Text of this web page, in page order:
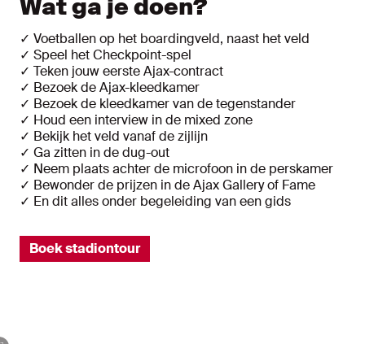
Wat ga je doen?
✓ Voetballen op het boardingveld, naast het veld
✓ Speel het Checkpoint-spel
✓ Teken jouw eerste Ajax-contract
✓ Bezoek de Ajax-kleedkamer
✓ Bezoek de kleedkamer van de tegenstander
✓ Houd een interview in de mixed zone
✓ Bekijk het veld vanaf de zijlijn
✓ Ga zitten in de dug-out
✓ Neem plaats achter de microfoon in de perskamer
✓ Bewonder de prijzen in de Ajax Gallery of Fame
✓ En dit alles onder begeleiding van een gids
Boek stadiontour